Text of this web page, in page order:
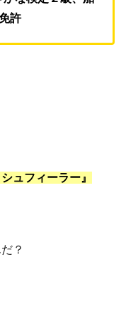
許
ュフィーラー』
？